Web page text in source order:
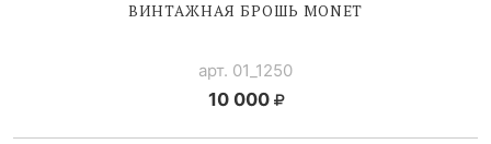
ВИНТАЖНАЯ БРОШЬ MONET
арт. 01_1250
10 000